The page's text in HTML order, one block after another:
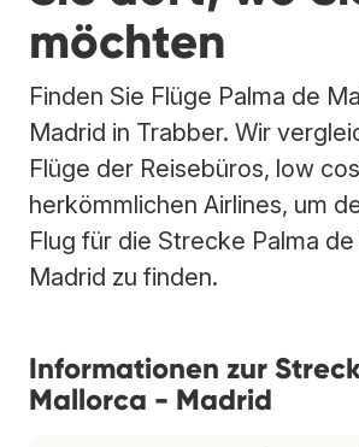
möchten
Finden Sie Flüge Palma de
Madrid in Trabber. Wir
Flüge der Reisebüros, low
herkömmlichen Airlines, um
Flug für die Strecke Palma
Madrid zu finden.
Informationen zur
Mallorca - Madrid